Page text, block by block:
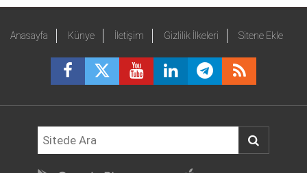
Anasayfa Künye İletişim Gizlilik İlkeleri Sitene Ekle